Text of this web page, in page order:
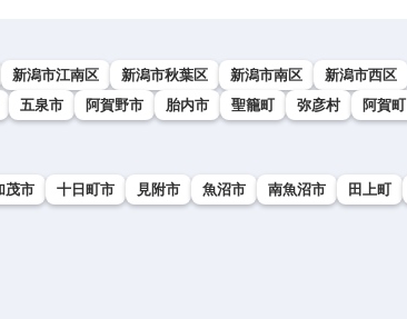
新潟市江南区 新潟市秋葉区 新潟市南区
新潟市西区
五泉市 阿賀野市 胎内市 聖籠町 弥彦村 阿賀町
茂市 十日町市 見附市 魚沼市 南魚沼市 田上町